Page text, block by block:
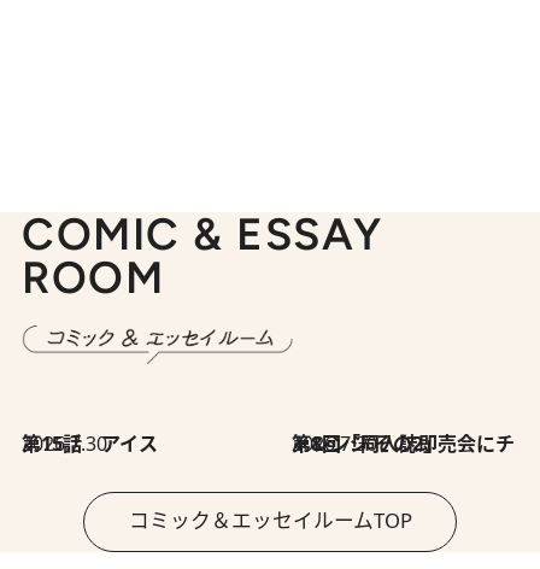
COMIC & ESSAY
ROOM
2026.7.30
第15話 アイス 2026.7.30
第8回「同人誌即売会にチャレンジ その2」
コミック＆エッセイルームTOP